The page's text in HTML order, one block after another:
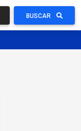
BUSCAR